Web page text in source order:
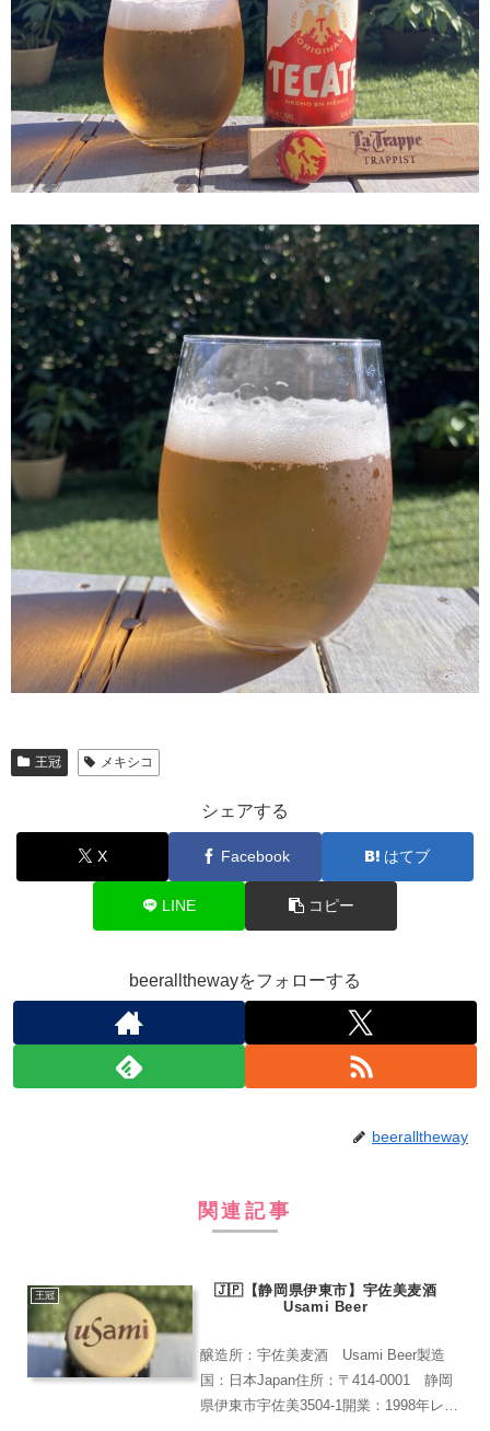
王冠 メキシコ
シェアする
X Facebook はてブ
LINE コピー
beerallthewayをフォローする
beeralltheway
関連記事
王冠
🇯🇵【静岡県伊東市】宇佐美麦酒
Usami Beer
醸造所：宇佐美麦酒 Usami Beer製造
国：日本Japan住所：〒414-0001 静岡
県伊東市宇佐美3504-1開業：1998年レア